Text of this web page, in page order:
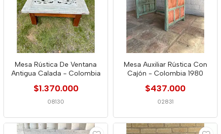
Mesa Rústica De Ventana
Antigua Calada - Colombia
$1.370.000
08130
Mesa Auxiliar Rústica Con
Cajón - Colombia 1980
$437.000
02831